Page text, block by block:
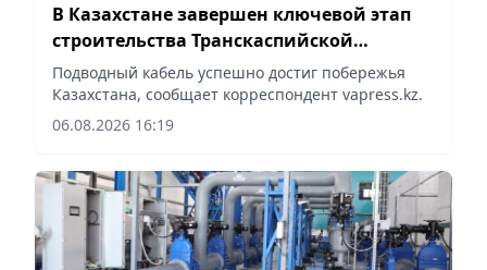
В Казахстане завершен ключевой этап
строительства Транскаспийской
волоконно-оптической линии связи
Подводный кабель успешно достиг побережья
Казахстана, сообщает корреспондент vapress.kz.
06.08.2026 16:19